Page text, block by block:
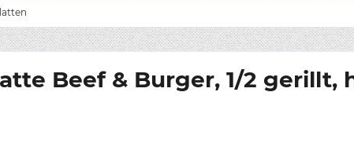
Beef & Burger, 1/2